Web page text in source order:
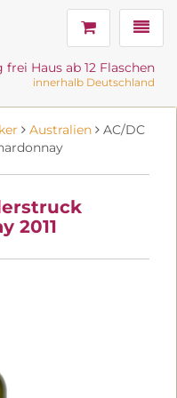
frei Haus ab 12 Flaschen
innerhalb Deutschland
Australien AC/DC
2011